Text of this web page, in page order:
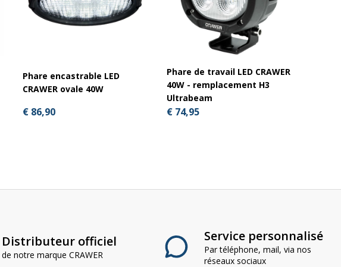
Phare encastrable LED
CRAWER ovale 40W
€ 86,90
Phare de travail LED CRAWER
40W - remplacement H3
Ultrabeam
€ 74,95
Distributeur officiel
de notre marque CRAWER
Service personnalisé
Par téléphone, mail, via nos
réseaux sociaux